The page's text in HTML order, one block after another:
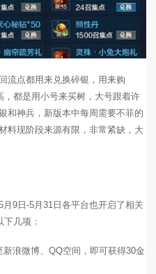
点都用来兑换碎银，用来购
，都是用小号来买树，大号跟着许
和神兵，新版本中每周需要不菲的
料现阶段来源有限，非常紧缺，大
9日-5月31日各平台也开启了相关
下几项：
浪微博、QQ空间，即可获得30金